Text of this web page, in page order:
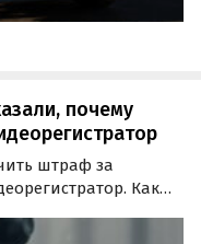
почему
штраф за
Как
директора